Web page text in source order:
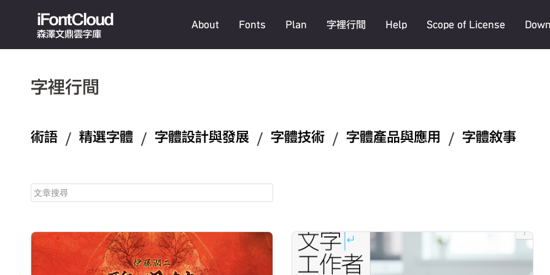
iFontCloud
森澤文鼎雲字庫
About Fonts Plan 字裡行間 Help Scope of License
字裡行間
術語 / 精選字體 / 字體設計與發展 / 字體技術 / 字體產品與應用 / 字體敘事